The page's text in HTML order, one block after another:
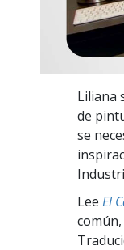
Liliana
de
se
Lee El